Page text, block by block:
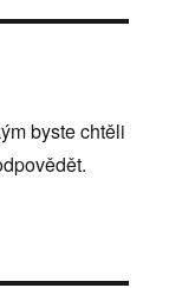
byste chtěli